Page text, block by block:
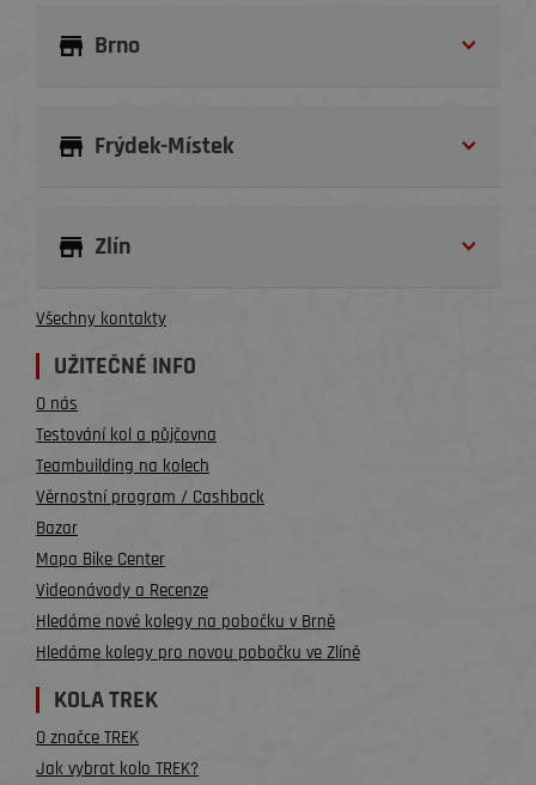
Brno
Frýdek-Místek
Zlín
Všechny kontakty
UŽITEČNÉ INFO
O nás
Testování kol a půjčovna
Teambuilding na kolech
Věrnostní program / Cashback
Bazar
Mapa Bike Center
Videonávody a Recenze
Hledáme nové kolegy na pobočku v Brně
Hledáme kolegy pro novou pobočku ve Zlíně
KOLA TREK
O značce TREK
Jak vybrat kolo TREK?